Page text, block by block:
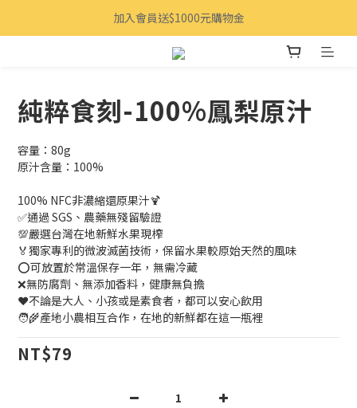
加入會員送$1000元購物金
純粹食刻-100%鳳梨原汁
容量：80g
原汁含量：100%
100% NFC非濃縮還原果汁🍹
✅通過 SGS、農藥無殘留驗證
💯嚴選台灣在地新鮮水果現榨
🏅獨家專利的微波滅菌技術，保留水果較原始天然的風味
⭕可放置於常溫保存一年，無需冷藏
❌無防腐劑、無添加香料，健康無負擔
❤️不論是大人、小孩或是素食者，都可以安心飲用
🧑‍🌾產地小農相互合作，在地的新鮮都在這一瓶裡
NT$79